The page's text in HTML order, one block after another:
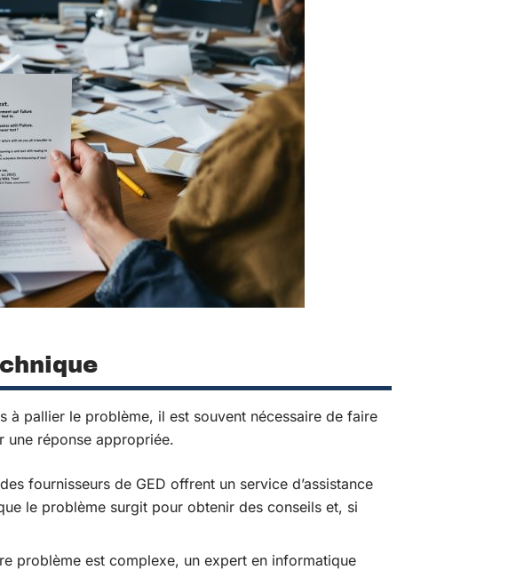
à pallier le problème, il est souvent nécessaire de faire
une réponse appropriée.
fournisseurs de GED offrent un service d’assistance
le problème surgit pour obtenir des conseils et, si
problème est complexe, un expert en informatique